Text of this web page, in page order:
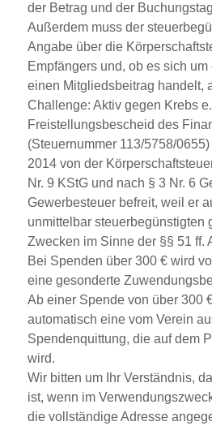
der Betrag und der
Außerdem muss der
Angabe über die
Empfängers und, ob es sich
einen Mitgliedsbeitrag handelt,
Challenge: Aktiv gegen Krebs
Freistellungsbescheid des
(Steuernummer 113/5758/
2014 von der
Nr. 9 KStG und nach § 3 Nr. 6
Gewerbesteuer befreit, weil er
unmittelbar steuerbegünstigten
Zwecken im Sinne der §§ 51 ff.
Bei Spenden über 300 € wird
eine gesonderte
Ab einer Spende von über 300
automatisch eine vom Verein
Spendenquittung, die auf dem
wird.
Wir bitten um Ihr Verständnis,
ist, wenn im
die vollständige Adresse